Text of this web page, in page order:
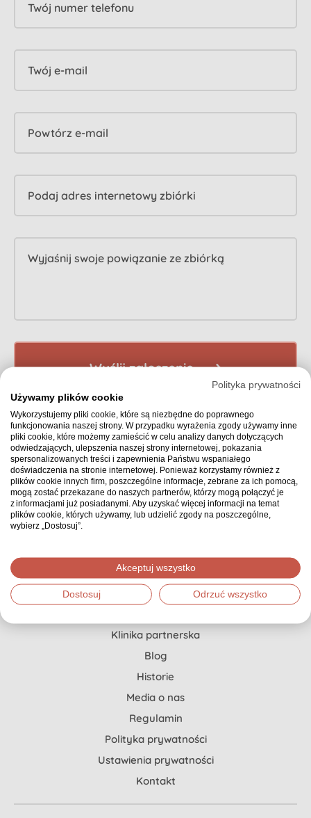
Twój numer telefonu
Twój e-mail
Powtórz e-mail
Podaj adres internetowy zbiórki
Wyjaśnij swoje powiązanie ze zbiórką
Wyślij zgłoszenie
Pierwszy i jedyny w Polsce serwis zbiórkowy, gdzie
każda zbiórka ma opiekuna, który doradza, co
możesz zrobić, żeby zebrać znacznie więcej.
Pomoc dla Ciebie
Jak stworzyć zbiórkę?
Klinika partnerska
Blog
Historie
Media o nas
Regulamin
Polityka prywatności
Ustawienia prywatności
Kontakt
Polityka prywatności
Używamy plików cookie
Wykorzystujemy pliki cookie, które są niezbędne do poprawnego
funkcjonowania naszej strony. W przypadku wyrażenia zgody używamy inne
pliki cookie, które możemy zamieścić w celu analizy danych dotyczących
odwiedzających, ulepszenia naszej strony internetowej, pokazania
spersonalizowanych treści i zapewnienia Państwu wspaniałego
doświadczenia na stronie internetowej. Ponieważ korzystamy również z
plików cookie innych firm, poszczególne informacje, zebrane za ich pomocą,
mogą zostać przekazane do naszych partnerów, którzy mogą połączyć je
z informacjami już posiadanymi. Aby uzyskać więcej informacji na temat
plików cookie, których używamy, lub udzielić zgody na poszczególne,
wybierz „Dostosuj”.
Akceptuj wszystko
Dostosuj Odrzuć wszystko